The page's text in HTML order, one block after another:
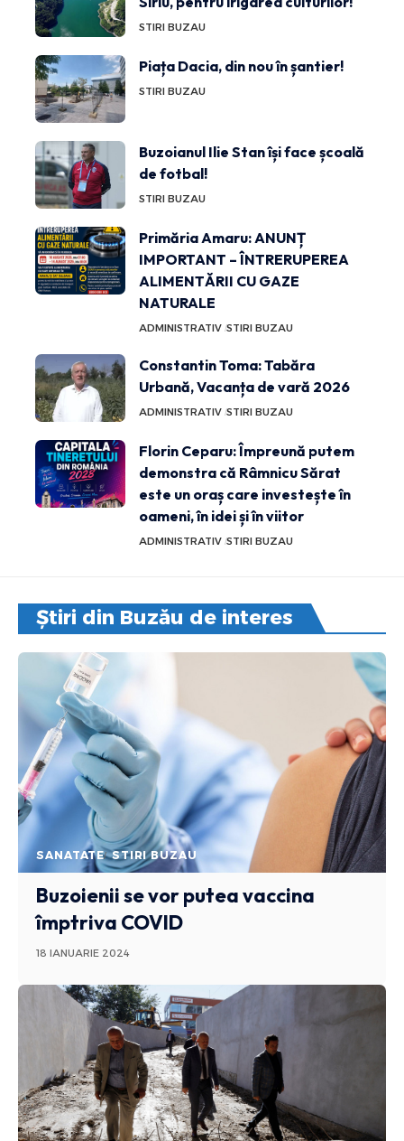
STIRI BUZAU
Piața Dacia, din nou în șantier!
STIRI BUZAU
Buzoianul Ilie Stan își face școală
de fotbal!
STIRI BUZAU
Primăria Amaru: ANUNȚ
IMPORTANT – ÎNTRERUPEREA
ALIMENTĂRII CU GAZE
NATURALE
ADMINISTRATIV STIRI BUZAU
Constantin Toma: Tabăra
Urbană, Vacanța de vară 2026
ADMINISTRATIV STIRI BUZAU
Florin Ceparu: Împreună putem
demonstra că Râmnicu Sărat
este un oraș care investește în
oameni, în idei și în viitor
ADMINISTRATIV STIRI BUZAU
Știri din Buzău de interes
SANATATE STIRI BUZAU
Buzoienii se vor putea vaccina
împtriva COVID
18 IANUARIE 2024